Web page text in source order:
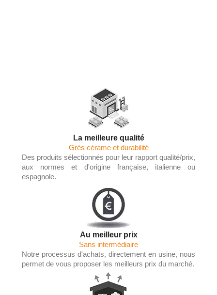
La meilleure qualité
Grés cérame et durabilité
Des produits sélectionnés pour leur rapport qualité/prix,
aux normes et d'origine française, italienne ou
espagnole.
Au meilleur prix
Sans intermédiaire
Notre processus d'achats, directement en usine, nous
permet de vous proposer les meilleurs prix du marché.